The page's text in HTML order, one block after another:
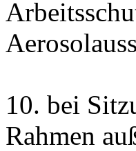
10. bei
Rahmen